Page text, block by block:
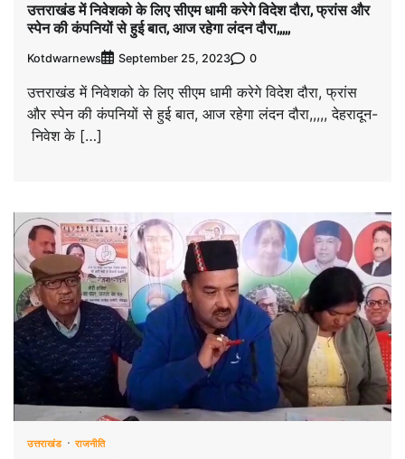
उत्तराखंड में निवेशको के लिए सीएम धामी करेगे विदेश दौरा, फ्रांस और
स्पेन की कंपनियों से हुई बात, आज रहेगा लंदन दौरा,,,,,
Kotdwarnews September 25, 2023 0
उत्तराखंड में निवेशको के लिए सीएम धामी करेगे विदेश दौरा, फ्रांस
और स्पेन की कंपनियों से हुई बात, आज रहेगा लंदन दौरा,,,,, देहरादून-
निवेश के […]
उत्तराखंड राजनीति